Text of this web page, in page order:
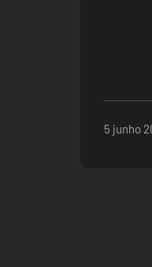
5 junho